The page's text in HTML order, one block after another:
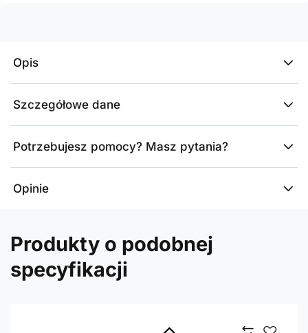
Opis
Szczegółowe dane
Potrzebujesz pomocy? Masz pytania?
Opinie
Produkty o podobnej
specyfikacji